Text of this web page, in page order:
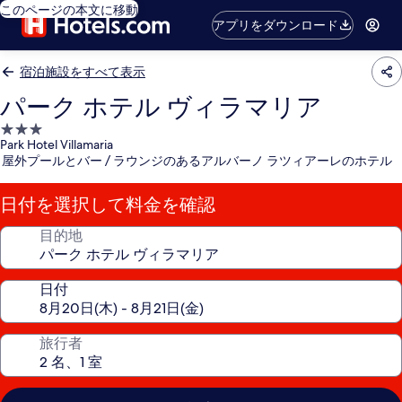
このページの本文に移動
アプリをダウンロード
宿泊施設をすべて表示
パーク ホテル ヴィラマリア
3.0
つ
星
宿
泊
施
Park Hotel Villamaria
屋外プールとバー / ラウンジのあるアルバーノ ラツィアーレのホテル
日付を選択して料金を確認
目的地
日付
旅行者